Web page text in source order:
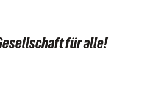
für alle!